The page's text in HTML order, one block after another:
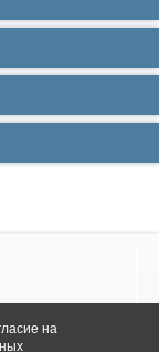
на